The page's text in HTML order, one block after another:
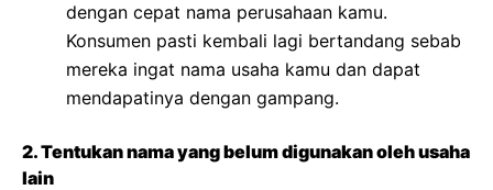
dengan cepat nama perusahaan kamu.
Konsumen pasti kembali lagi bertandang sebab
mereka ingat nama usaha kamu dan dapat
mendapatinya dengan gampang.
2. Tentukan nama yang belum digunakan oleh usaha
lain